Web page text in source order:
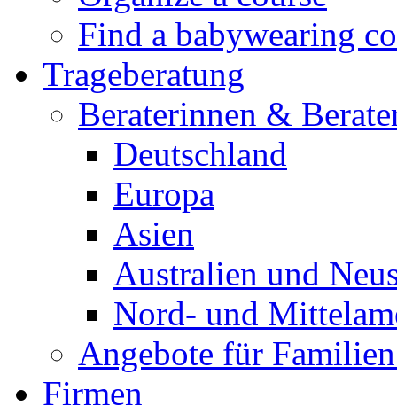
Find a babywearing
Trageberatung
Beraterinnen &
Deutschland
Europa
Asien
Australien und
Nord- und
Angebote für
Firmen